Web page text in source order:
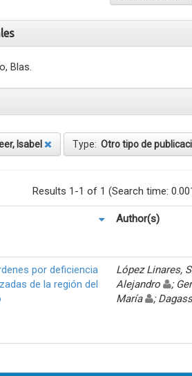
Blas.
Isabel Type: Otro tipo de
Results 1-1 of 1 (Search time:
Author(s)
por deficiencia
de la región del
López Linares,
Alejandro
;
María
;